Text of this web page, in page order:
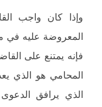
وإذا كان واجب
المعروضة عليه في
فإنه يمتنع على
المحامي هو الذي
الذي يرافق